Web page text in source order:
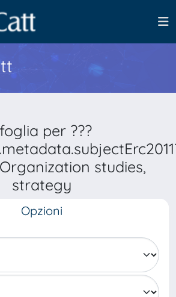
per ???
studies,
strategy
Opzioni